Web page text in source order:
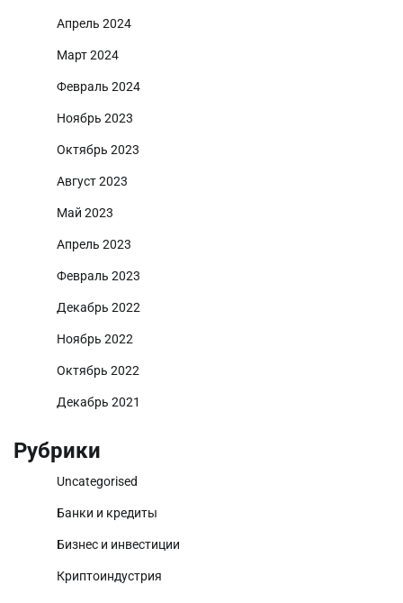
Апрель 2024
Март 2024
Февраль 2024
Ноябрь 2023
Октябрь 2023
Август 2023
Май 2023
Апрель 2023
Февраль 2023
Декабрь 2022
Ноябрь 2022
Октябрь 2022
Декабрь 2021
Рубрики
Uncategorised
Банки и кредиты
Бизнес и инвестиции
Криптоиндустрия